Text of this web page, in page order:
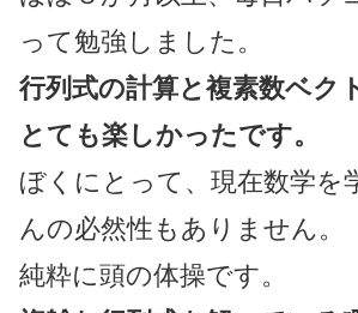
って勉強しました。
行列式の計算と複素数ベク
とても楽しかったです。
ぼくにとって、現在数学を
んの必然性もありません。
純粋に頭の体操です。